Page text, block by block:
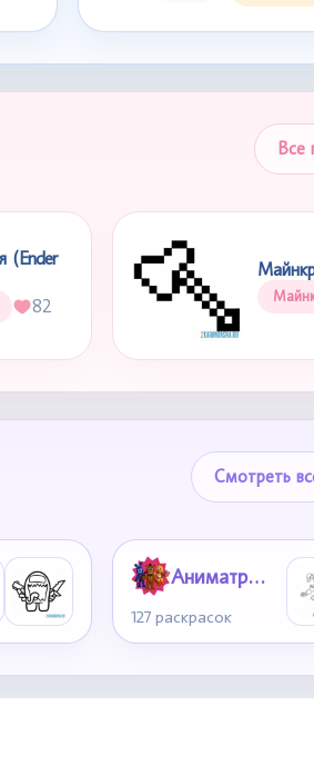
Все
(Ender
82
Смотреть
Аниматроники
127 раскрасок